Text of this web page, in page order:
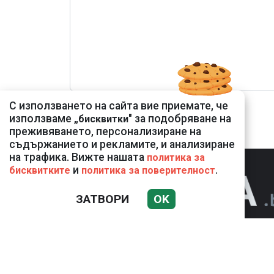
С използването на сайта вие приемате, че
използваме „бисквитки" за подобряване на
преживяването, персонализиране на
съдържанието и рекламите, и анализиране
на трафика. Вижте нашата политика за
бисквитките и политика за поверителност.
ЗАТВОРИ OK